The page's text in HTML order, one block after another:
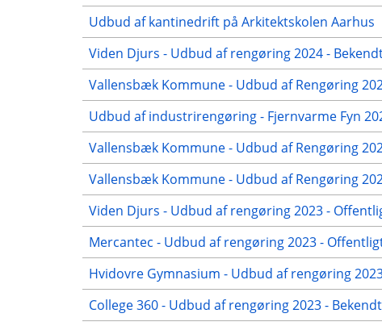
Udbud af kantinedrift på Arkitektskolen Aarhus
Viden Djurs - Udbud af rengøring 2024 -
Vallensbæk Kommune - Udbud af Rengøring
Udbud af industrirengøring - Fjernvarme Fyn
Vallensbæk Kommune - Udbud af Rengøring
Vallensbæk Kommune - Udbud af Rengøring
Viden Djurs - Udbud af rengøring 2023 -
Mercantec - Udbud af rengøring 2023 -
Hvidovre Gymnasium - Udbud af rengøring
College 360 - Udbud af rengøring 2023 -